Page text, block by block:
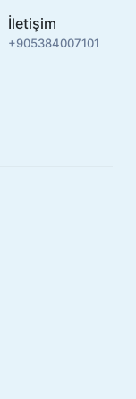
İletişim
+905384007101